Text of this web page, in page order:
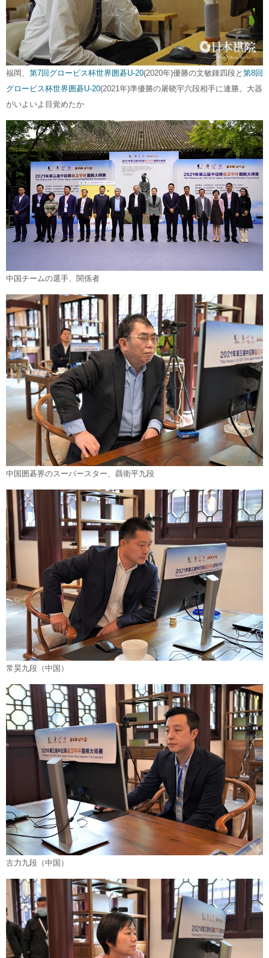
福岡、 第7回グロービス杯世界囲碁U-20(2020年)優勝の文敏鍾四段と 第8回
グロービス杯世界囲碁U-20(2021年)準優勝の屠晓宇六段相手に連勝。大器
がいよいよ目覚めたか
中国チームの選手、関係者
中国囲碁界のスーパースター、聶衛平九段
常昊九段（中国）
古力九段（中国）